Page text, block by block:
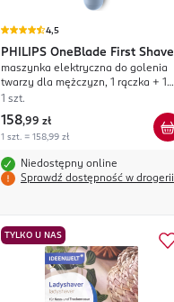
4,5
PHILIPS OneBlade First Shave
maszynka elektryczna do golenia
twarzy dla mężczyzn, 1 rączka + 1
wkład, QP1324/20;
1 szt.
158,99 zł
1 szt. = 158,99 zł
Niedostępny online
Sprawdź dostępność w drogerii
TYLKO U NAS